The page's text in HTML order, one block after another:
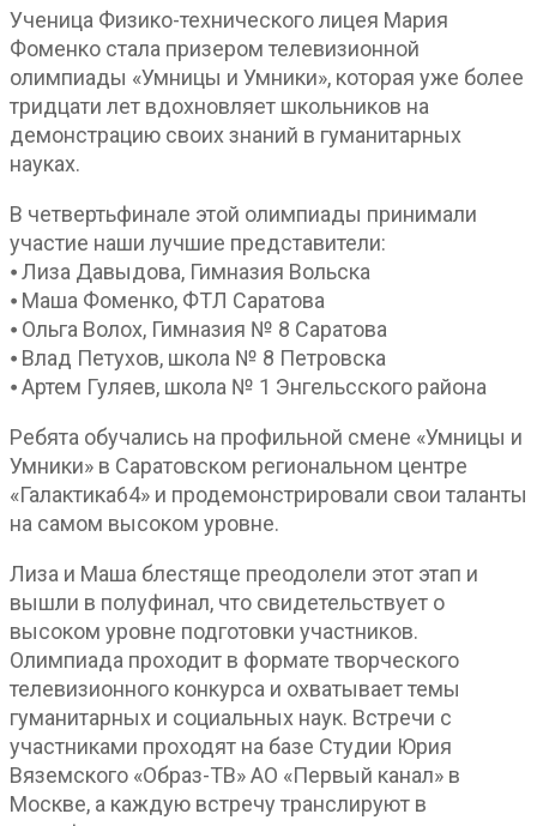
Ученица Физико-технического лицея Мария
Фоменко стала призером телевизионной
олимпиады «Умницы и Умники», которая уже более
тридцати лет вдохновляет школьников на
демонстрацию своих знаний в гуманитарных
науках.
В четвертьфинале этой олимпиады принимали
участие наши лучшие представители:
⦁ Лиза Давыдова, Гимназия Вольска
⦁ Маша Фоменко, ФТЛ Саратова
⦁ Ольга Волох, Гимназия № 8 Саратова
⦁ Влад Петухов, школа № 8 Петровска
⦁ Артем Гуляев, школа № 1 Энгельсского района
Ребята обучались на профильной смене «Умницы и
Умники» в Саратовском региональном центре
«Галактика64» и продемонстрировали свои таланты
на самом высоком уровне.
Лиза и Маша блестяще преодолели этот этап и
вышли в полуфинал, что свидетельствует о
высоком уровне подготовки участников.
Олимпиада проходит в формате творческого
телевизионного конкурса и охватывает темы
гуманитарных и социальных наук. Встречи с
участниками проходят на базе Студии Юрия
Вяземского «Образ-ТВ» АО «Первый канал» в
Москве, а каждую встречу транслируют в